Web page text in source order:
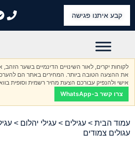
קבע איתנו פגישה
לקוחות יקרים, לאור השינויים הדינמיים בשער
את ההצעה הטובה ביותר. המחירים באתר הם
אישי ולהנפיק עבורכם הצעת מחיר רשמית וסופית
צרו קשר ב-WhatsApp
עמוד הבית > עגילים > עגילי יהלום >
עגולים צמודים